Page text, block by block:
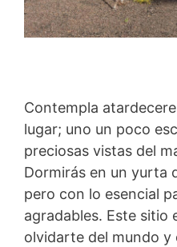
Contempla
lugar; uno un poco
preciosas vistas del
Dormirás en un yurta
pero con lo esencial
agradables. Este sitio
olvidarte del mundo y